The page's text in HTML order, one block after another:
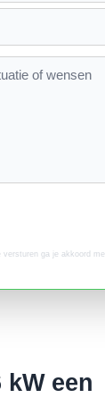
versturen ga je akkoord
kW een